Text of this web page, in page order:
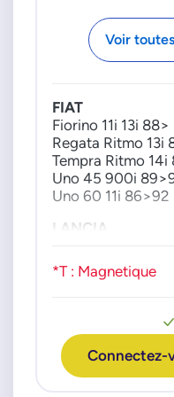
0986237306
0986237306090
0986237307090
0986237308
0986237309
0986237313090
0986237342090
1237011110
1237011123
61110076
71328401
71349101
SE100AXY
SE100CX
SE100DX
SE100EX
SE100GX
SE100QX
SE100SXY
SE100SY
Voir
Connectez-
FIAT
Fiorino 11i 13i 88>
Regata Ritmo 13i
Tempra Ritmo 14i
Uno 45 900i
Uno 60 11i 86>92
LANCIA
Prisma 13i 86>89
Y10 10i 85>88
*T : Magnetique